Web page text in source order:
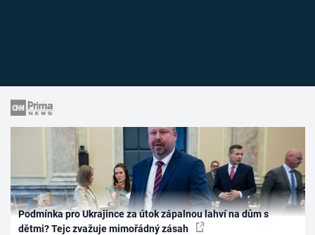
Podmínka pro Ukrajince za útok zápalnou lahví na dům s
dětmi? Tejc zvažuje mimořádný zásah